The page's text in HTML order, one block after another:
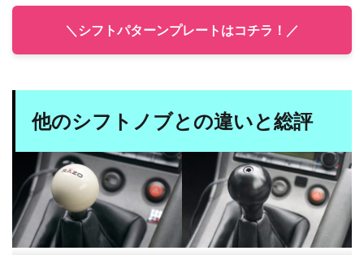
＼シフトパターンプレートはコチラ！／
他のシフトノブとの違いと総評